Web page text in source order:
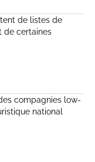
de listes de
de certaines
compagnies low-
national